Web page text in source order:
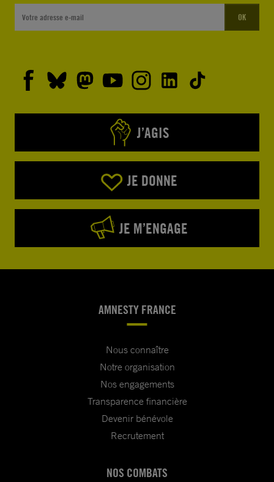
OK
J’AGIS
JE DONNE
JE M’ENGAGE
AMNESTY FRANCE
Nous connaître
Notre organisation
Nos engagements
Transparence financière
Devenir bénévole
Recrutement
NOS COMBATS